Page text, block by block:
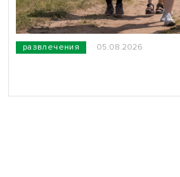
развлечения 05.08.2026